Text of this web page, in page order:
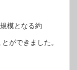
模となる約
ができました。